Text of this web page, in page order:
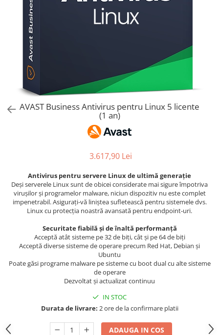
AVAST Driver Updater
AVAST SecureLine VPN
AVAST AntiTrack Premium
AVAST Business Antivirus pentru Linux 5 licente
(1 an)
3.617,90 Lei
Antivirus pentru servere Linux de ultimă generație
Deși serverele Linux sunt de obicei considerate mai sigure împotriva
virușilor și programelor malware, niciun dispozitiv nu este complet
impenetrabil. Asigurați-vă liniștea sufletească pentru sistemele dvs.
Linux cu protecția noastră avansată pentru endpoint-uri.
Securitate fiabilă și de înaltă performanță
Acceptă atât sisteme pe 32 de biți, cât și pe 64 de biți
Acceptă diverse sisteme de operare precum Red Hat, Debian și
Ubuntu
Poate găsi programe malware pe sisteme cu boot dual cu alte sisteme
de operare
Dezvoltat și actualizat continuu
IN STOC
Durata de livrare: 2 ore de la confirmare platii
ADAUGA IN COS